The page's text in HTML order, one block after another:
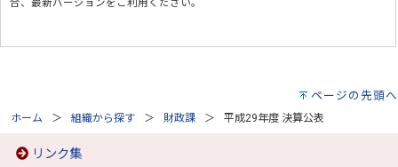
合、最新バージョンをご利用ください。
ページの先頭へ
ホーム 組織から探す 財政課 平成29年度 決算公表
リンク集